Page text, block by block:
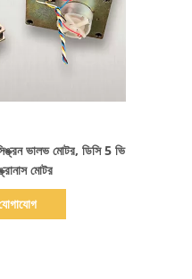
ভালভ মোটর, ডিসি 5 ভি
মোটর